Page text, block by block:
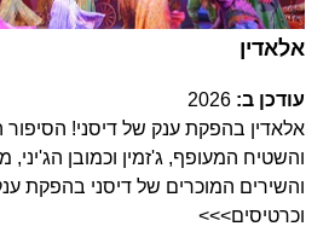
אלאדין
עודכן ב: 2026
והשטיח המעופף, ג'זמין וכמובן
והשירים המוכרים של דיסני בהפקת
וכרטיסים>>>